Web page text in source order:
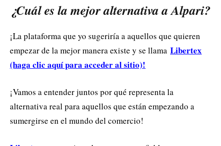
¿Cuál es la mejor alternativa a Alpari?
¡La plataforma que yo sugeriría a aquellos que quieren
empezar de la mejor manera existe y se llama Libertex
(haga clic aquí para acceder al sitio)!
¡Vamos a entender juntos por qué representa la
alternativa real para aquellos que están empezando a
sumergirse en el mundo del comercio!